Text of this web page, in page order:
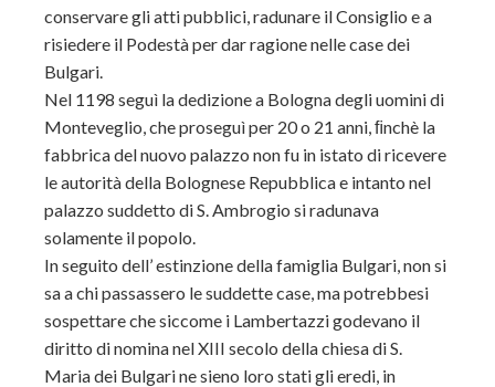
conservare gli atti pubblici, radunare il Consiglio e a
risiedere il Podestà per dar ragione nelle case dei
Bulgari.
Nel 1198 seguì la dedizione a Bologna degli uomini di
Monteveglio, che proseguì per 20 o 21 anni, ﬁnchè la
fabbrica del nuovo palazzo non fu in istato di ricevere
le autorità della Bolognese Repubblica e intanto nel
palazzo suddetto di S. Ambrogio si radunava
solamente il popolo.
In seguito dell’ estinzione della famiglia Bulgari, non si
sa a chi passassero le suddette case, ma potrebbesi
sospettare che siccome i Lambertazzi godevano il
diritto di nomina nel XIII secolo della chiesa di S.
Maria dei Bulgari ne sieno loro stati gli eredi, in